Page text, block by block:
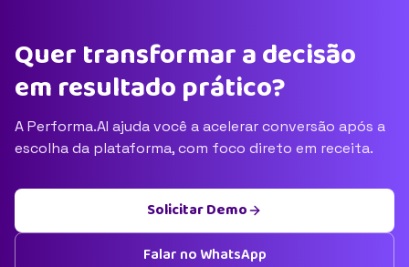
Quer transformar a decisão
em resultado prático?
A Performa.AI ajuda você a acelerar conversão após a
escolha da plataforma, com foco direto em receita.
Solicitar Demo
Falar no WhatsApp